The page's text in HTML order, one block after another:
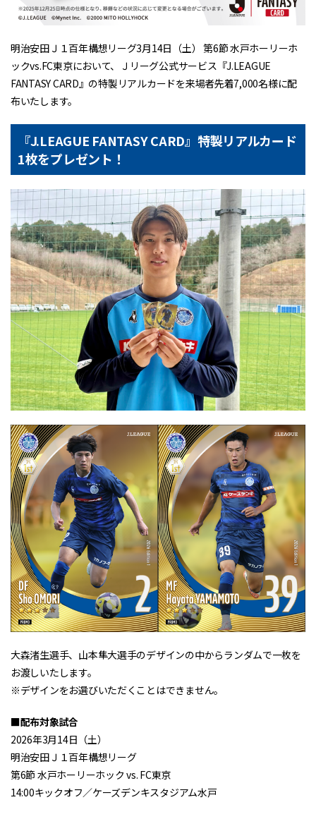
明治安田Ｊ１百年構想リーグ3月14日（土） 第6節 水戸ホーリーホ
ックvs.FC東京において、Ｊリーグ公式サービス『J.LEAGUE
FANTASY CARD』の特製リアルカードを来場者先着7,000名様に配
布いたします。
『J.LEAGUE FANTASY CARD』特製リアルカード
1枚をプレゼント！
大森渚生選手、山本隼大選手のデザインの中からランダムで一枚を
お渡しいたします。
※デザインをお選びいただくことはできません。
■配布対象試合
2026年3月14日（土）
明治安田Ｊ１百年構想リーグ
第6節 水戸ホーリーホック vs. FC東京
14:00キックオフ／ケーズデンキスタジアム水戸